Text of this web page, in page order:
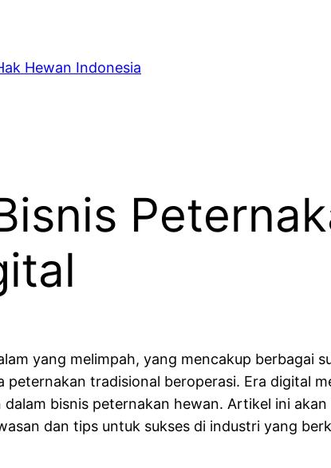
Hewan Indonesia
yang melimpah, yang mencakup berbagai
peternakan tradisional beroperasi. Era digital
bisnis peternakan hewan. Artikel ini
dan tips untuk sukses di industri yang